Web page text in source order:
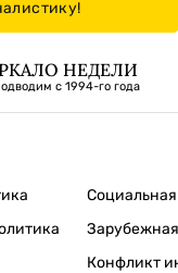
НЕДЕЛИ
с 1994-го года
Конфликт